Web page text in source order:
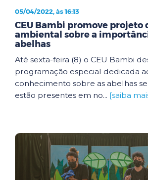
05/04/2022, às 16:13
CEU Bambi promove projeto
ambiental sobre a
abelhas
Até sexta-feira (8) o CEU Bambi
programação especial dedicada
conhecimento sobre as abelhas
estão presentes em no... [saiba